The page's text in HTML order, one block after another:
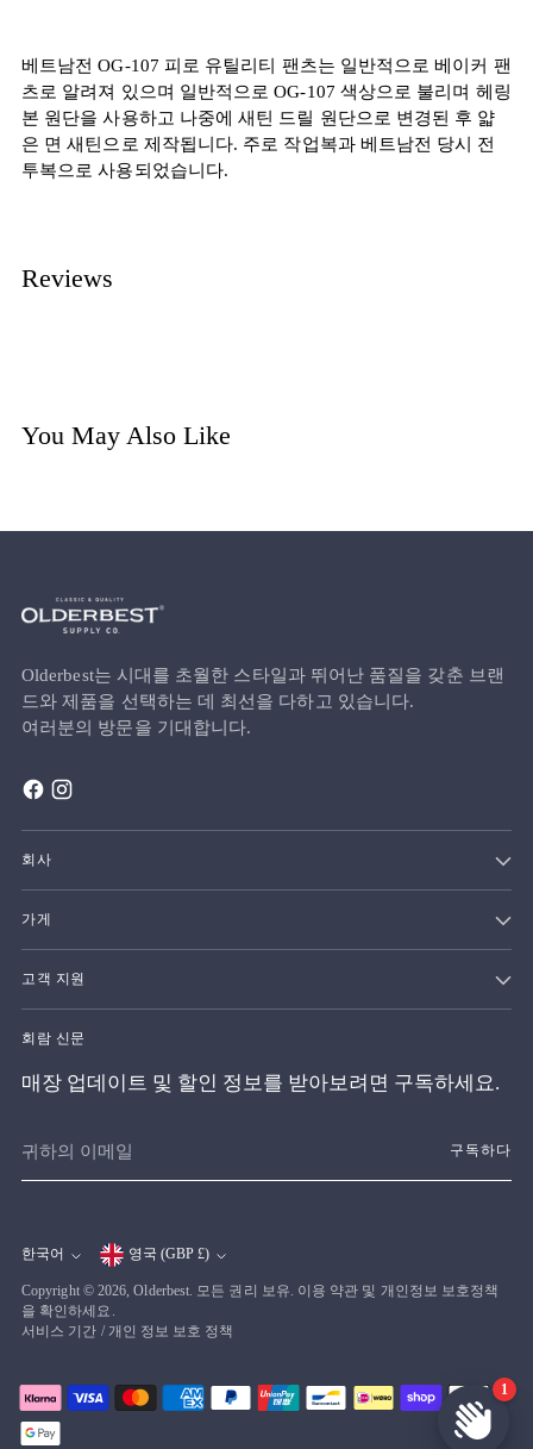
베트남전 OG-107 피로 유틸리티 팬츠는 일반적으로 베이커 팬
츠로 알려져 있으며 일반적으로 OG-107 색상으로 불리며 헤링
본 원단을 사용하고 나중에 새틴 드릴 원단으로 변경된 후 얇
은 면 새틴으로 제작됩니다. 주로 작업복과 베트남전 당시 전
투복으로 사용되었습니다.
Reviews
You May Also Like
Olderbest는 시대를 초월한 스타일과 뛰어난 품질을 갖춘 브랜
드와 제품을 선택하는 데 최선을 다하고 있습니다.
여러분의 방문을 기대합니다.
회사
가게
고객 지원
회람 신문
매장 업데이트 및 할인 정보를 받아보려면 구독하세요.
하
의
일
구독하다
언
어
한국어
통
화
영국 (GBP £)
Copyright © 2026,Olderbest. 모든 권리 보유. 이용 약관 및 개인정보 보호정책
을 확인하세요.
서비스 기간 /개인 정보 보호 정책
1